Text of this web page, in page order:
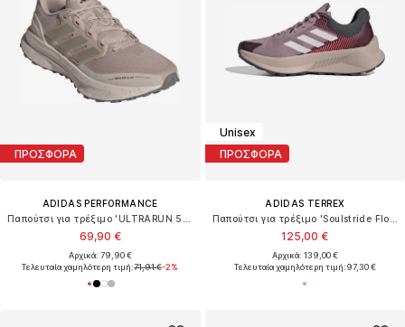
ΠΡΟΣΦΟΡΑ
ADIDAS PERFORMANCE
Παπούτσι για τρέξιμο 'ULTRARUN 5 TR'
69,90 €
Αρχικά: 79,90 €
Τελευταία χαμηλότερη τιμή:71,91 €-2%
Unisex
ΠΡΟΣΦΟΡΑ
ADIDAS TERREX
Παπούτσι για τρέξιμο 'Soulstride Flow'
125,00 €
Αρχικά: 139,00 €
Τελευταία χαμηλότερη τιμή:97,30 €